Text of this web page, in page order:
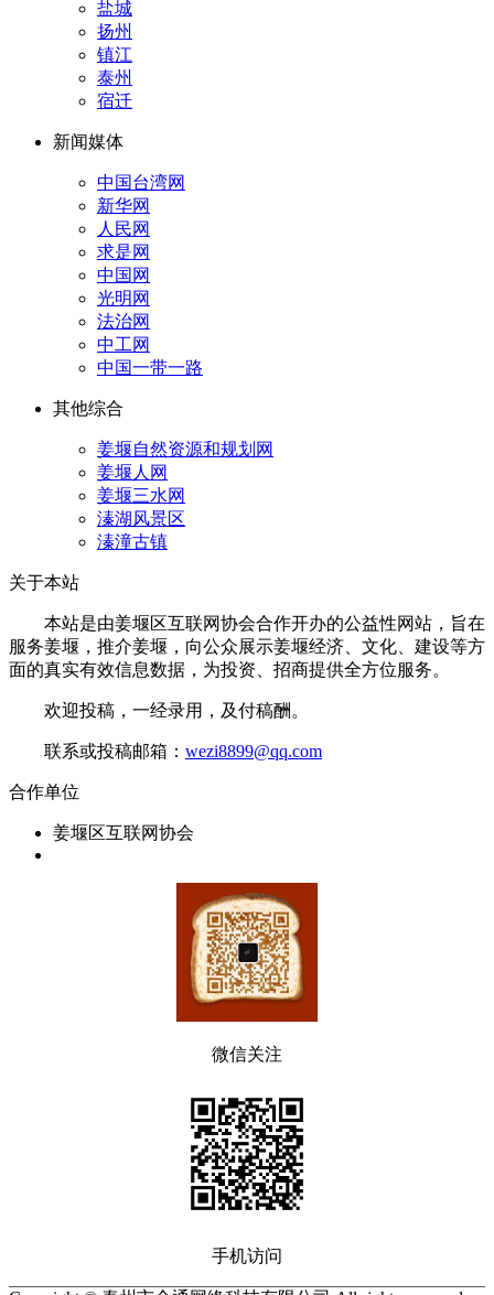
盐城
扬州
镇江
泰州
宿迁
新闻媒体
中国台湾网
新华网
人民网
求是网
中国网
光明网
法治网
中工网
中国一带一路
其他综合
姜堰自然资源和规划网
姜堰人网
姜堰三水网
溱湖风景区
溱潼古镇
关于本站
本站是由姜堰区互联网协会合作开办的公益性网站，旨在
服务姜堰，推介姜堰，向公众展示姜堰经济、文化、建设等方
面的真实有效信息数据，为投资、招商提供全方位服务。
欢迎投稿，一经录用，及付稿酬。
联系或投稿邮箱： wezi8899@qq.com
合作单位
姜堰区互联网协会
微信关注
手机访问